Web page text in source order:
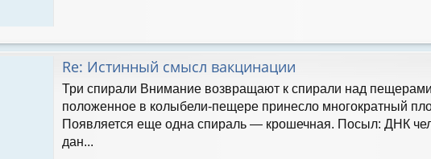
Re: Истинный смысл вакцинации
Три спирали Внимание возвращают к спирали над
положенное в колыбели-пещере принесло многократный
Появляется еще одна спираль — крошечная. Посыл: ДНК
дан...